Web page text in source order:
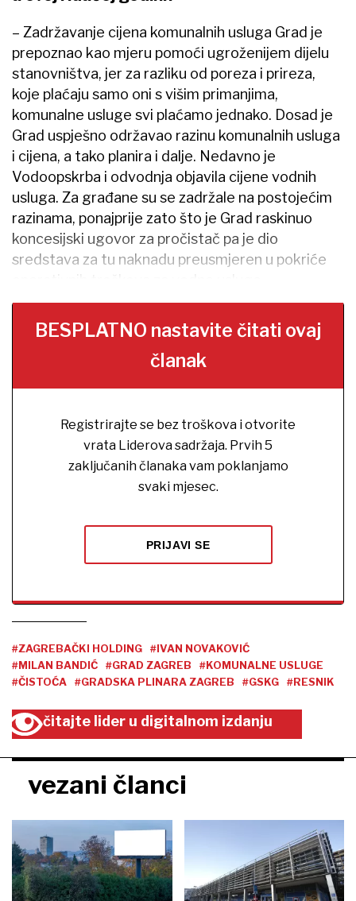
– Zadržavanje cijena komunalnih usluga Grad je
prepoznao kao mjeru pomoći ugroženijem dijelu
stanovništva, jer za razliku od poreza i prireza,
koje plaćaju samo oni s višim primanjima,
komunalne usluge svi plaćamo jednako. Dosad je
Grad uspješno održavao razinu komunalnih usluga
i cijena, a tako planira i dalje. Nedavno je
Vodoopskrba i odvodnja objavila cijene vodnih
usluga. Za građane su se zadržale na postojećim
razinama, ponajprije zato što je Grad raskinuo
koncesijski ugovor za pročistač pa je dio
sredstava za tu naknadu preusmjeren u pokriće
BESPLATNO nastavite čitati ovaj
članak
Registrirajte se bez troškova i otvorite
vrata Liderova sadržaja. Prvih 5
zaključanih članaka vam poklanjamo
svaki mjesec.
PRIJAVI SE
#ZAGREBAČKI HOLDING
#IVAN NOVAKOVIĆ
#MILAN BANDIĆ
#GRAD ZAGREB
#KOMUNALNE USLUGE
#ČISTOĆA
#GRADSKA PLINARA ZAGREB #GSKG #RESNIK
čitajte lider u digitalnom izdanju
vezani članci